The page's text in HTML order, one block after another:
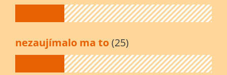
nezaujímalo ma to(25)